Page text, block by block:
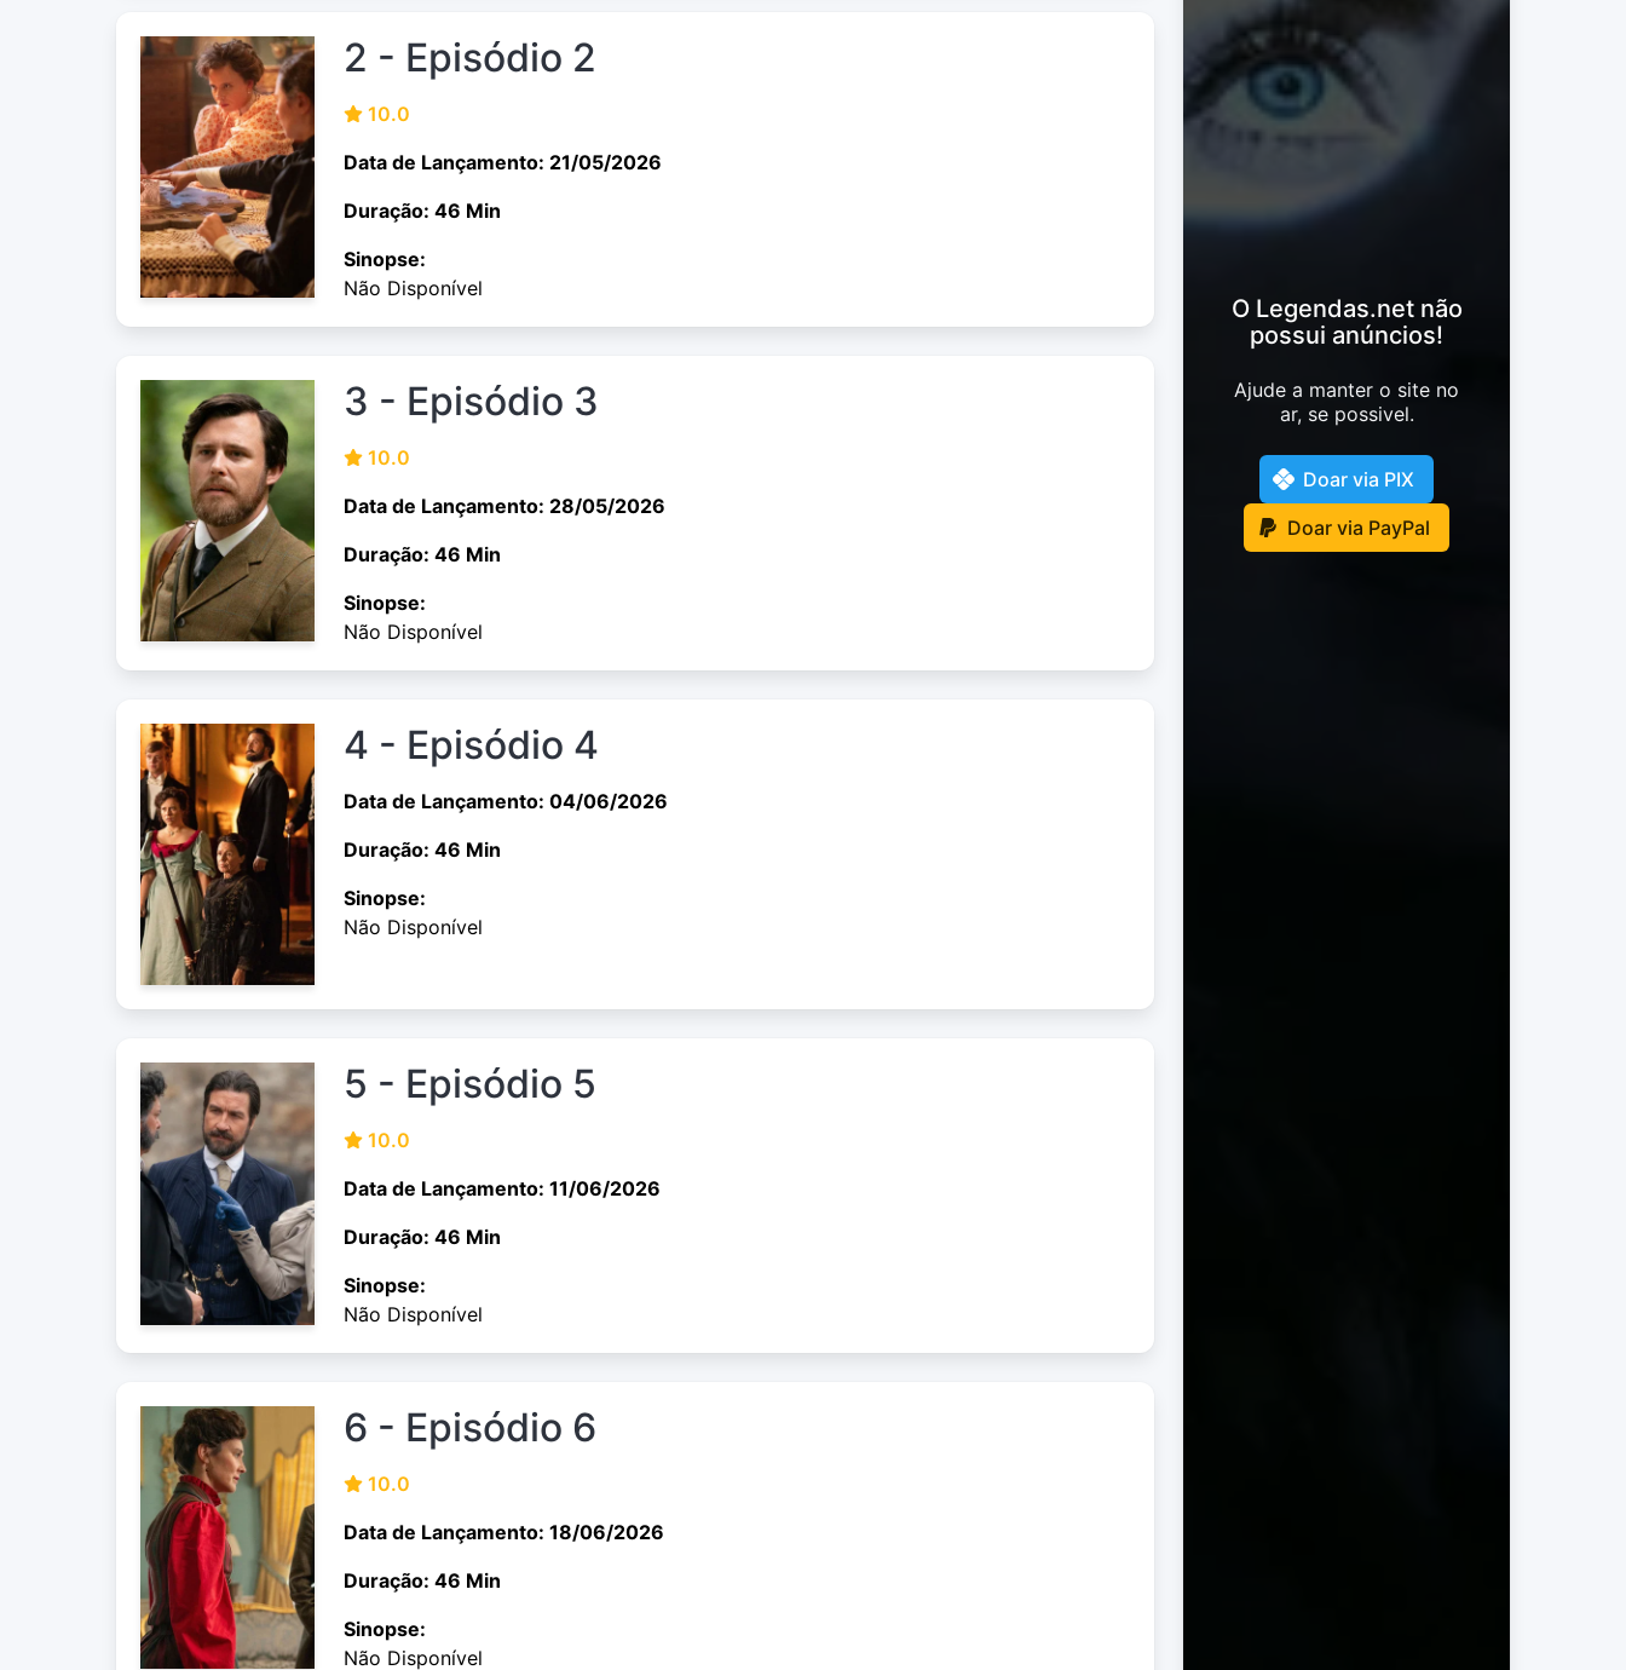
2 - Episódio 2
10.0
Data de Lançamento: 21/05/2026
Duração: 46 Min
Sinopse:
Não Disponível
3 - Episódio 3
10.0
Data de Lançamento: 28/05/2026
Duração: 46 Min
Sinopse:
Não Disponível
4 - Episódio 4
Data de Lançamento: 04/06/2026
Duração: 46 Min
Sinopse:
Não Disponível
5 - Episódio 5
10.0
Data de Lançamento: 11/06/2026
Duração: 46 Min
Sinopse:
Não Disponível
6 - Episódio 6
10.0
Data de Lançamento: 18/06/2026
Duração: 46 Min
Sinopse:
Não Disponível
O Legendas.net não
possui anúncios!
Ajude a manter o site no
ar, se possivel.
Doar via PIX
Doar via PayPal